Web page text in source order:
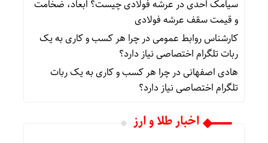
سیامک احدیدر عرشه فولادی چیست؟ ابعاد، ضخامت
و قیمت سقف عرشه فولادی
کارشناس روابط عمومیدرچرا هر کسب‌ و کاری به یک
ربات تلگرام اختصاصی نیاز دارد؟
هادی اصفهانیدرچرا هر کسب‌ و کاری به یک ربات
تلگرام اختصاصی نیاز دارد؟
اخبار طلا و ارز